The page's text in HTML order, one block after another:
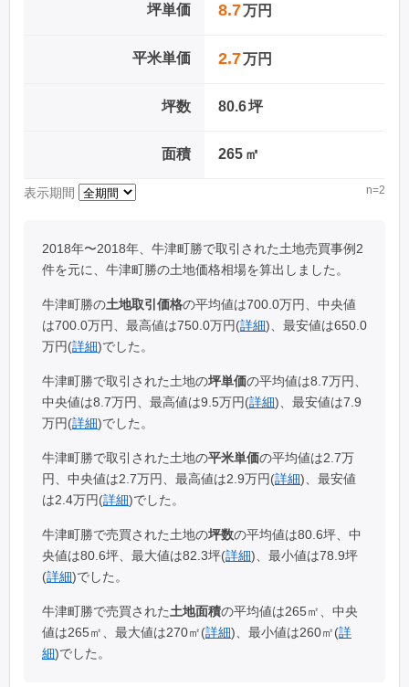
坪単価 8.7万円
平米単価 2.7万円
坪数 80.6坪
面積 265 ㎡
表示期間 n=2
2018年〜2018年、牛津町勝で取引された土地売買事例2
件を元に、牛津町勝の土地価格相場を算出しました。
牛津町勝の土地取引価格の平均値は700.0万円、中央値
は700.0万円、最高値は750.0万円(詳細)、最安値は650.0
万円(詳細)でした。
牛津町勝で取引された土地の坪単価の平均値は8.7万円、
中央値は8.7万円、最高値は9.5万円(詳細)、最安値は7.9
万円(詳細)でした。
牛津町勝で取引された土地の平米単価の平均値は2.7万
円、中央値は2.7万円、最高値は2.9万円(詳細)、最安値
は2.4万円(詳細)でした。
牛津町勝で売買された土地の坪数の平均値は80.6坪、中
央値は80.6坪、最大値は82.3坪(詳細)、最小値は78.9坪
(詳細)でした。
牛津町勝で売買された土地面積の平均値は265㎡、中央
値は265㎡、最大値は270㎡(詳細)、最小値は260㎡(詳
細)でした。